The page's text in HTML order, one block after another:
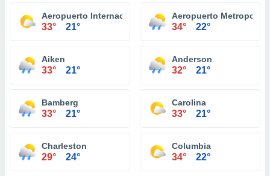
Aeropuerto Internacional Greenville-Spartanburg
33° 21°
Aeropuerto
34° 22°
Aiken
33° 21°
Anderson
32° 21°
Bamberg
33° 21°
Carolina
33° 21°
Charleston
29° 24°
Columbia
34° 22°